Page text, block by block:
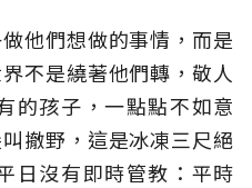
他們想做的事情，而是
不是繞著他們轉，敬人
的孩子，一點點不如意
撤野，這是冰凍三尺絕
日沒有即時管教：平時